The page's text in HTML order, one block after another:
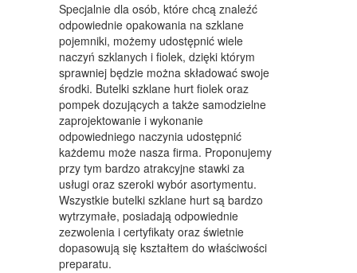
SPRZEDAŻ INTERNTOWA
BIŻUTERIA
DLA DZIECI
MEBLE
WYPOSAŻENIE WNĘTRZ
WYPOSAŻENIE ŁAZIENKI
ODZIEŻ
SPORT
ELEKTRONIKA, RTV, AGD
Specjalnie dla osób, które chcą znaleźć
odpowiednie opakowania na szklane
pojemniki, możemy udostępnić wiele
naczyń szklanych i fiolek, dzięki którym
sprawniej będzie można składować swoje
środki. Butelki szklane hurt fiolek oraz
pompek dozujących a także samodzielne
zaprojektowanie i wykonanie
odpowiedniego naczynia udostępnić
każdemu może nasza firma. Proponujemy
przy tym bardzo atrakcyjne stawki za
usługi oraz szeroki wybór asortymentu.
Wszystkie butelki szklane hurt są bardzo
wytrzymałe, posiadają odpowiednie
zezwolenia i certyfikaty oraz świetnie
dopasowują się kształtem do właściwości
preparatu.